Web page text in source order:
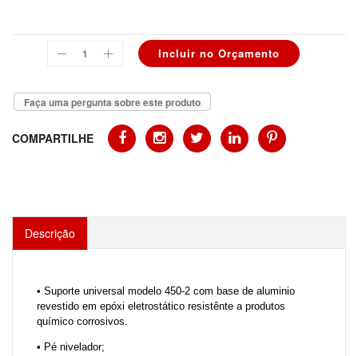
Faça uma pergunta sobre este produto
COMPARTILHE
Descrição
• Suporte universal modelo 450-2 com base de aluminio
revestido em epóxi eletrostático resistênte a produtos
químico corrosivos.
• Pé nivelador;